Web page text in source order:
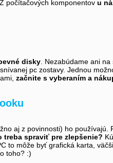
počítačových komponentov u
disky . Nezabúdame ani
pc zostavy. Jednou
začnite s vyberaním a
aj z povinnosti) ho
treba spraviť pre zlepšenie?
to môže byť grafická karta,
toho? :)